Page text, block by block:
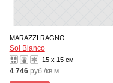
MARAZZI RAGNO
Sol Bianco
15 x 15 см
4 746 руб./кв.м